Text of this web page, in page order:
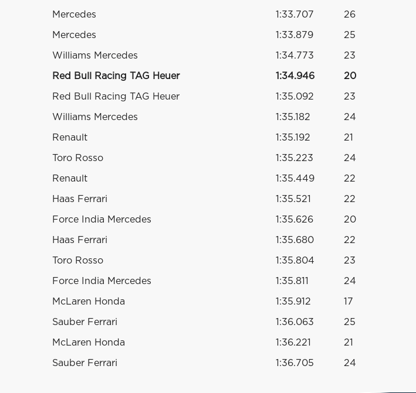
Mercedes 1:33.707 26
Mercedes 1:33.879 25
Williams Mercedes 1:34.773 23
Red Bull Racing TAG Heuer 1:34.946 20
Red Bull Racing TAG Heuer 1:35.092 23
Williams Mercedes 1:35.182 24
Renault 1:35.192 21
Toro Rosso 1:35.223 24
Renault 1:35.449 22
Haas Ferrari 1:35.521 22
Force India Mercedes 1:35.626 20
Haas Ferrari 1:35.680 22
Toro Rosso 1:35.804 23
Force India Mercedes 1:35.811 24
McLaren Honda 1:35.912 17
Sauber Ferrari 1:36.063 25
McLaren Honda 1:36.221 21
Sauber Ferrari 1:36.705 24